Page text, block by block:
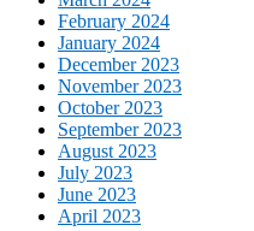
February 2024
January 2024
December 2023
November 2023
October 2023
September 2023
August 2023
July 2023
June 2023
April 2023